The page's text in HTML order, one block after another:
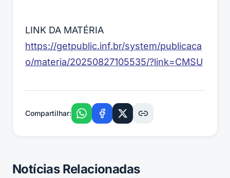
LINK DA MATÉRIA
https://getpublic.inf.br/system/publicaca
o/materia/20250827105535/?link=CMSU
Compartilhar:
Notícias Relacionadas